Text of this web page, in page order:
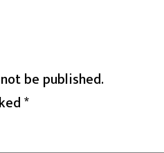
be published.
*